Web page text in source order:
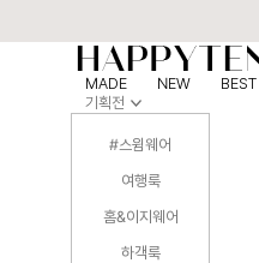
MADE NEW BEST
기획전
#스윔웨어
여행룩
홈&이지웨어
하객룩